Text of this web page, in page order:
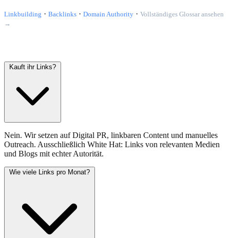
Linkbuilding · Backlinks · Domain Authority · Vollständiges Glossar ansehen
→
Kauft ihr Links?
Nein. Wir setzen auf Digital PR, linkbaren Content und manuelles
Outreach. Ausschließlich White Hat: Links von relevanten Medien
und Blogs mit echter Autorität.
Wie viele Links pro Monat?